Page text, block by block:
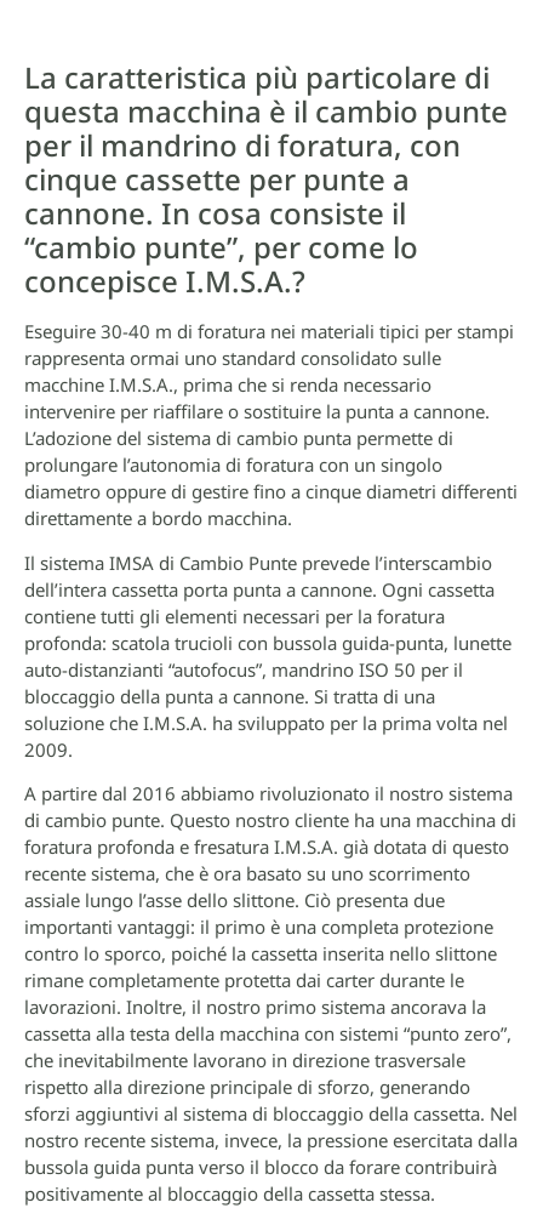
La caratteristica più particolare di
questa macchina è il cambio punte
per il mandrino di foratura, con
cinque cassette per punte a
cannone. In cosa consiste il
“cambio punte”, per come lo
concepisce I.M.S.A.?
Eseguire 30-40 m di foratura nei materiali tipici per stampi
rappresenta ormai uno standard consolidato sulle
macchine I.M.S.A., prima che si renda necessario
intervenire per riaffilare o sostituire la punta a cannone.
L’adozione del sistema di cambio punta permette di
prolungare l’autonomia di foratura con un singolo
diametro oppure di gestire fino a cinque diametri differenti
direttamente a bordo macchina.
Il sistema IMSA di Cambio Punte prevede l’interscambio
dell’intera cassetta porta punta a cannone. Ogni cassetta
contiene tutti gli elementi necessari per la foratura
profonda: scatola trucioli con bussola guida-punta, lunette
auto-distanzianti “autofocus”, mandrino ISO 50 per il
bloccaggio della punta a cannone. Si tratta di una
soluzione che I.M.S.A. ha sviluppato per la prima volta nel
2009.
A partire dal 2016 abbiamo rivoluzionato il nostro sistema
di cambio punte. Questo nostro cliente ha una macchina di
foratura profonda e fresatura I.M.S.A. già dotata di questo
recente sistema, che è ora basato su uno scorrimento
assiale lungo l’asse dello slittone. Ciò presenta due
importanti vantaggi: il primo è una completa protezione
contro lo sporco, poiché la cassetta inserita nello slittone
rimane completamente protetta dai carter durante le
lavorazioni. Inoltre, il nostro primo sistema ancorava la
cassetta alla testa della macchina con sistemi “punto zero”,
che inevitabilmente lavorano in direzione trasversale
rispetto alla direzione principale di sforzo, generando
sforzi aggiuntivi al sistema di bloccaggio della cassetta. Nel
nostro recente sistema, invece, la pressione esercitata dalla
bussola guida punta verso il blocco da forare contribuirà
positivamente al bloccaggio della cassetta stessa.